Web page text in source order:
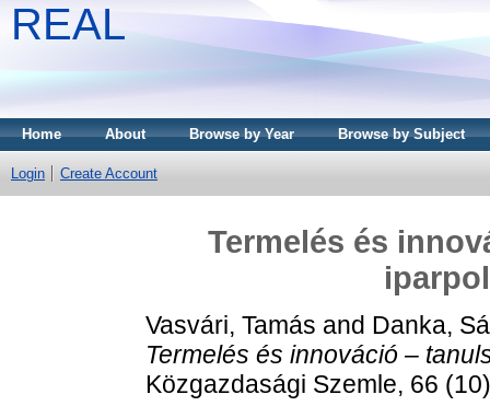
REAL
Home About Browse by Year Browse by Subject
Login Create Account
Termelés és
Vasvári, Tamás and Danka,
Termelés és innováció –
Közgazdasági Szemle, 66